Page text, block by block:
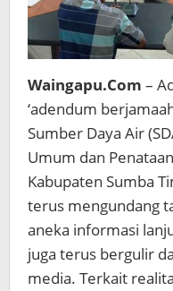
Waingapu.Com –
‘adendum
Sumber Daya Air
Umum dan
Kabupaten Sumba
terus mengundang
aneka informasi
juga terus bergulir
media. Terkait